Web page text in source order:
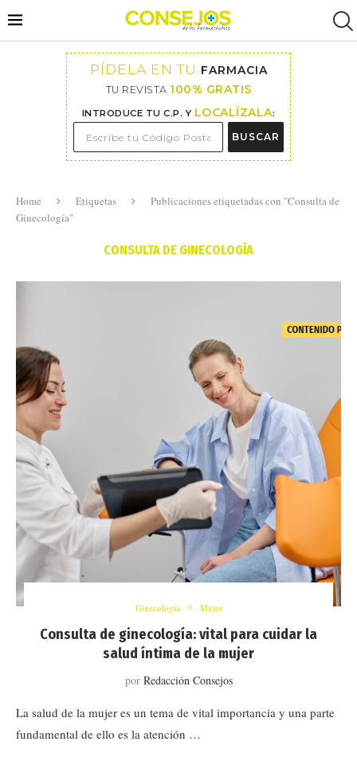
PÍDELA EN TU FARMACIA
TU REVISTA 100% GRATIS
INTRODUCE TU C.P. Y LOCALÍZALA:
BUSCAR
Home Etiquetas
Publicaciones etiquetadas con "Consulta de
Ginecología"
CONSULTA DE GINECOLOGÍA
Ginecología Mujer
Consulta de ginecología: vital para cuidar la
salud íntima de la mujer
por Redacción Consejos
La salud de la mujer es un tema de vital importancia y una parte
fundamental de ello es la atención …